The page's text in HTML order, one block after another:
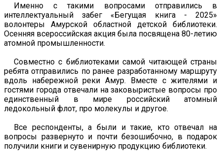
Именно с такими вопросами отправились в
интеллектуальный забег «Бегущая книга - 2025»
волонтеры Амурской областной детской библиотеки.
Осенняя всероссийская акция была посвящена 80-летию
атомной промышленности.
Совместно с библиотеками самой читающей страны
ребята отправились по ранее разработанному маршруту
вдоль набережной реки Амур. Вместе с жителями и
гостями города отвечали на заковыристые вопросы про
единственный в мире российский атомный
ледокольный флот, про молекулы и другое.
Все респонденты, а были и такие, кто отвечал на
вопросы развернуто и почти безошибочно, в подарок
получили книги и сувенирную продукцию библиотеки.